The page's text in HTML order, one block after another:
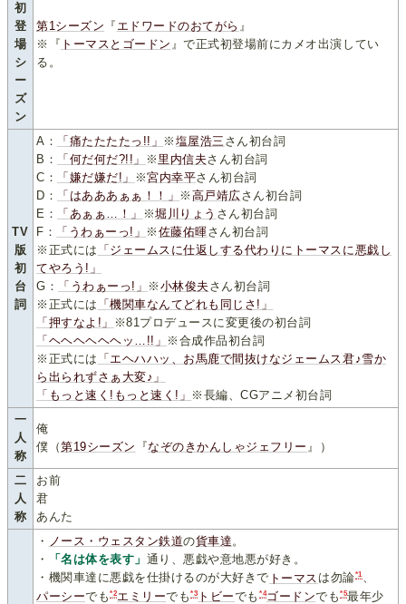
初
登
場
シ
ー
ズ
ン
第1シーズン 『 エドワードのおてがら 』
※『 トーマスとゴードン 』で正式初登場前にカメオ出演してい
る。
TV
版
初
台
詞
A： 「痛たたたたっ!!」 ※ 塩屋浩三 さん初台詞
B：
「何だ何だ?!!」 ※ 里内信夫さん初台詞
C：
「嫌だ嫌だ!」 ※宮内幸平さん初台詞
D：
「はあああぁぁ！！」 ※ 高戸靖広さん初台詞
E：
「あぁぁ…！」 ※堀川りょう さん初台詞
F：
「うわぁーっ!」 ※ 佐藤佑暉さん初台詞
※正式には 「ジェームスに仕返しする代わりにトーマスに悪戯し
てやろう!」
G：
「うわぁーっ!」 ※ 小林俊夫 さん初台詞
※正式には 「機関車なんてどれも同じさ!」
「押すなよ!」
※81プロデュースに変更後の初台詞
「ヘヘヘヘヘヘッ…!!」 ※合成作品初台詞
※正式には 「エヘハハッ、お馬鹿で間抜けなジェームス君♪雪か
ら出られずさぁ大変♪」
「もっと速く!もっと速く!」 ※長編、CGアニメ初台詞
一
人
称
俺
僕（第19シーズン 『なぞのきかんしゃジェフリー 』）
二
人
称
お前
君
あんた
・ ノース・ウェスタン鉄道の貨車達。
・
「名は体を表す」 通り、悪戯や意地悪が好き。
・機関車達に悪戯を仕掛けるのが大好きで トーマス は勿論*1、
パーシーでも*2エミリーでも*3 トビーでも *4ゴードンでも*5最年少